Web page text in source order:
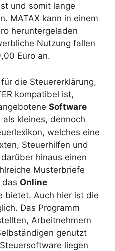
und somit lange
MATAX kann in einem
heruntergeladen
Nutzung fallen
Euro an.
die Steuererklärung,
kompatibel ist,
Software
als kleines, dennoch
welches eine
Steuerhilfen und
hinaus einen
Musterbriefe
das Online
bietet. Auch hier ist die
Das Programm
Arbeitnehmern
genutzt
liegen